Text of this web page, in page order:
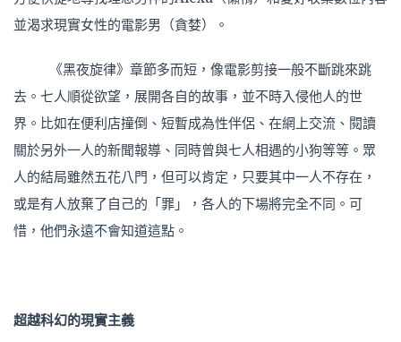
並渴求現實女性的電影男（貪婪）。
《黑夜旋律》章節多而短，像電影剪接一般不斷跳來跳
去。七人順從欲望，展開各自的故事，並不時入侵他人的世
界。比如在便利店撞倒、短暫成為性伴侶、在網上交流、閱讀
關於另外一人的新聞報導、同時曾與七人相遇的小狗等等。眾
人的結局雖然五花八門，但可以肯定，只要其中一人不存在，
或是有人放棄了自己的「罪」，各人的下場將完全不同。可
惜，他們永遠不會知道這點。
超越科幻的現實主義